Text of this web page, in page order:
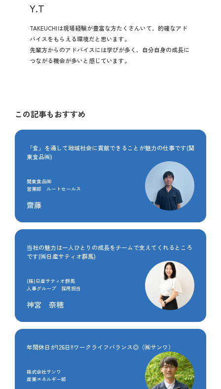
Y.T
TAKEUCHIは現場経験が豊富な方たくさんいて、的確なアド
バイスをもらえる環境だと思います。
先輩方からのアドバイスには学びが多く、自分自身の成長に
つながる機会が多いと感じています。
この記事もおすすめ
「食」を通して地域社会に貢献できることが魅力の仕事です(関
東食品㈱)
関東食品㈱
営業部 ルートセールス
齋藤
当社の魅力は一人ひとりの成長をチームで支えてくれるところ
です(㈱日産サティオ群馬)
(株)日産サティオ群馬
人事グループ 採用担当
神宮 奈穂
年間休日が126日‼ワークライフバランス◎（㈱サンワ）
株式会社サンワ
産業エネルギー部